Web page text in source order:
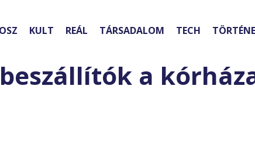
KULT REÁL TÁRSADALOM TECH
a